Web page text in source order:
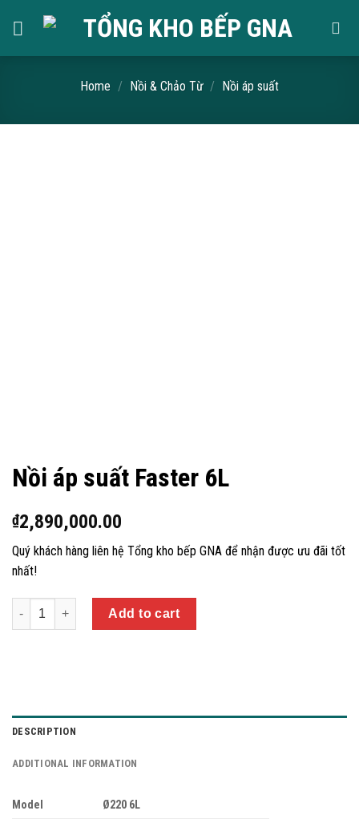
Home / Nồi & Chảo Từ / Nồi áp suất
Nồi áp suất Faster 6L
₫2,890,000.00
Quý khách hàng liên hệ Tổng kho bếp GNA để nhận được ưu đãi tốt
nhất!
Quantity
Add to cart
DESCRIPTION
ADDITIONAL INFORMATION
Model
Ø220 6L